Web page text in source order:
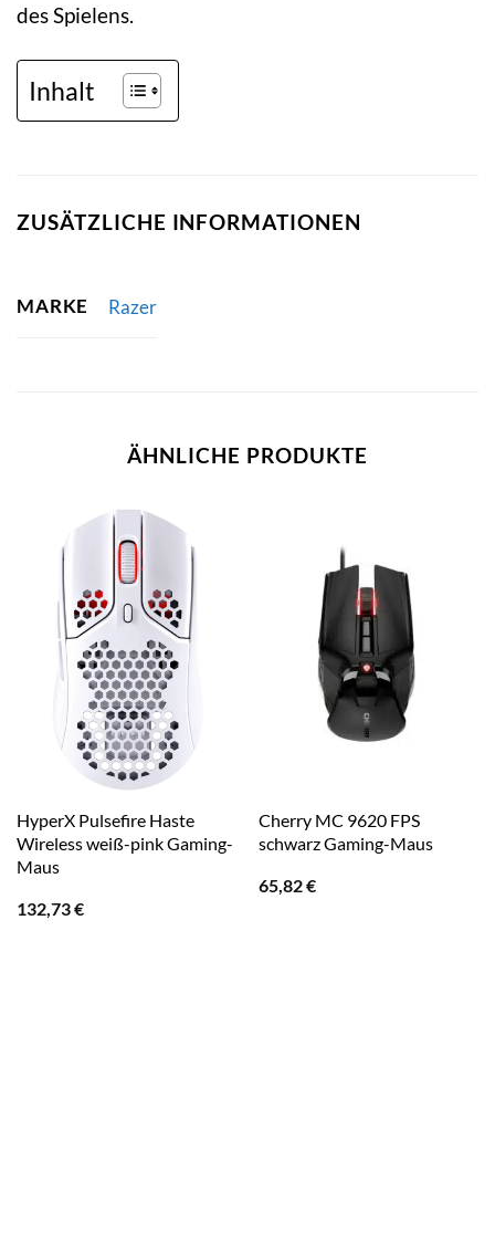
des Spielens.
Inhalt
ZUSÄTZLICHE INFORMATIONEN
MARKE Razer
ÄHNLICHE PRODUKTE
HyperX Pulsefire Haste
Wireless weiß-pink Gaming-
Maus
132,73€
Cherry MC 9620 FPS
schwarz Gaming-Maus
65,82€